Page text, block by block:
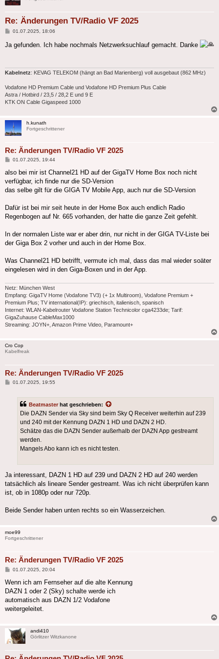
Re: Änderungen TV/Radio VF 2025
Beitrag
01.07.2025, 18:06
Ja gefunden. Ich habe nochmals Netzwerksuchlauf gemacht. Danke
Kabelnetz: KEVAG TELEKOM (hängt an Bad Marienberg) voll ausgebaut (862 MHz)
Vodafone HD Premium Cable und Vodafone HD Premium Plus Cable
Astra / Hotbird / 23,5 / 28,2 E und 9 E
KTK ON Cable Gigaspeed 1000
h.kunath
Fortgeschrittener
Re: Änderungen TV/Radio VF 2025
Beitrag
01.07.2025, 19:44
also bei mir ist Channel21 HD auf der GigaTV Home Box noch nicht
verfügbar, ich finde nur die SD-Version
das selbe gilt für die GIGA TV Mobile App, auch nur die SD-Version
Dafür ist bei mir seit heute in der Home Box auch endlich Radio
Regenbogen auf Nr. 665 vorhanden, der hatte die ganze Zeit gefehlt.
In der normalen Liste war er aber drin, nur nicht in der GIGA TV-Liste bei
der Giga Box 2 vorher und auch in der Home Box.
Was Channel21 HD betrifft, vermute ich mal, dass das mal wieder soäter
eingelesen wird in den Giga-Boxen und in der App.
Netz: München West
Empfang: GigaTV Home (Vodafone TV3) (+ 1x Multiroom), Vodafone Premium +
Premium Plus; TV international(IP): griechisch, italienisch, spanisch
Internet: WLAN-Kabelrouter Vodafone Station Technicolor cga4233de; Tarif:
GigaZuhause CableMax1000
Streaming: JOYN+, Amazon Prime Video, Paramount+
Cro Cop
Kabelfreak
Re: Änderungen TV/Radio VF 2025
Beitrag
01.07.2025, 19:55
Beatmaster hat geschrieben:
Die DAZN Sender via Sky sind beim Sky Q Receiver weiterhin auf 239
und 240 mit der Kennung DAZN 1 HD und DAZN 2 HD.
Schätze das die DAZN Sender außerhalb der DAZN App gestreamt
werden.
Mangels Abo kann ich es nicht testen.
Ja interessant, DAZN 1 HD auf 239 und DAZN 2 HD auf 240 werden
tatsächlich als lineare Sender gestreamt. Was ich nicht überprüfen kann
ist, ob in 1080p oder nur 720p.
Beide Sender haben unten rechts so ein Wasserzeichen.
moe99
Fortgeschrittener
Re: Änderungen TV/Radio VF 2025
Beitrag
01.07.2025, 20:04
Wenn ich am Fernseher auf die alte Kennung
DAZN 1 oder 2 (Sky) schalte werde ich
automatisch aus DAZN 1/2 Vodafone
weitergeleitet.
andi410
Görlitzer Witzkanone